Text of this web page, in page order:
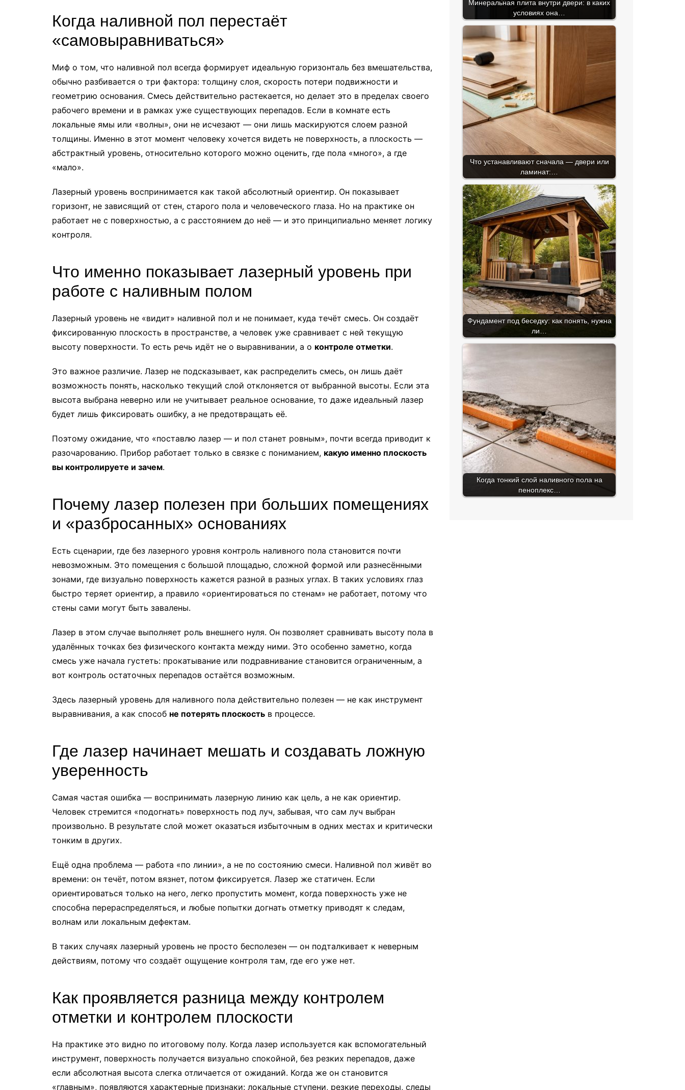
Когда наливной пол перестаёт
«самовыравниваться»
Миф о том, что наливной пол всегда формирует идеальную горизонталь без вмешательства,
обычно разбивается о три фактора: толщину слоя, скорость потери подвижности и
геометрию основания. Смесь действительно растекается, но делает это в пределах своего
рабочего времени и в рамках уже существующих перепадов. Если в комнате есть
локальные ямы или «волны», они не исчезают — они лишь маскируются слоем разной
толщины. Именно в этот момент человеку хочется видеть не поверхность, а плоскость —
абстрактный уровень, относительно которого можно оценить, где пола «много», а где
«мало».
Лазерный уровень воспринимается как такой абсолютный ориентир. Он показывает
горизонт, не зависящий от стен, старого пола и человеческого глаза. Но на практике он
работает не с поверхностью, а с расстоянием до неё — и это принципиально меняет логику
контроля.
Что именно показывает лазерный уровень при
работе с наливным полом
Лазерный уровень не «видит» наливной пол и не понимает, куда течёт смесь. Он создаёт
фиксированную плоскость в пространстве, а человек уже сравнивает с ней текущую
высоту поверхности. То есть речь идёт не о выравнивании, а о контроле отметки.
Это важное различие. Лазер не подсказывает, как распределить смесь, он лишь даёт
возможность понять, насколько текущий слой отклоняется от выбранной высоты. Если эта
высота выбрана неверно или не учитывает реальное основание, то даже идеальный лазер
будет лишь фиксировать ошибку, а не предотвращать её.
Поэтому ожидание, что «поставлю лазер — и пол станет ровным», почти всегда приводит к
разочарованию. Прибор работает только в связке с пониманием, какую именно плоскость
вы контролируете и зачем.
Почему лазер полезен при больших помещениях
и «разбросанных» основаниях
Есть сценарии, где без лазерного уровня контроль наливного пола становится почти
невозможным. Это помещения с большой площадью, сложной формой или разнесёнными
зонами, где визуально поверхность кажется разной в разных углах. В таких условиях глаз
быстро теряет ориентир, а правило «ориентироваться по стенам» не работает, потому что
стены сами могут быть завалены.
Лазер в этом случае выполняет роль внешнего нуля. Он позволяет сравнивать высоту пола в
удалённых точках без физического контакта между ними. Это особенно заметно, когда
смесь уже начала густеть: прокатывание или подравнивание становится ограниченным, а
вот контроль остаточных перепадов остаётся возможным.
Здесь лазерный уровень для наливного пола действительно полезен — не как инструмент
выравнивания, а как способ не потерять плоскость в процессе.
Где лазер начинает мешать и создавать ложную
уверенность
Самая частая ошибка — воспринимать лазерную линию как цель, а не как ориентир.
Человек стремится «подогнать» поверхность под луч, забывая, что сам луч выбран
произвольно. В результате слой может оказаться избыточным в одних местах и критически
тонким в других.
Ещё одна проблема — работа «по линии», а не по состоянию смеси. Наливной пол живёт во
времени: он течёт, потом вязнет, потом фиксируется. Лазер же статичен. Если
ориентироваться только на него, легко пропустить момент, когда поверхность уже не
способна перераспределяться, и любые попытки догнать отметку приводят к следам,
волнам или локальным дефектам.
В таких случаях лазерный уровень не просто бесполезен — он подталкивает к неверным
действиям, потому что создаёт ощущение контроля там, где его уже нет.
Как проявляется разница между контролем
отметки и контролем плоскости
На практике это видно по итоговому полу. Когда лазер используется как вспомогательный
инструмент, поверхность получается визуально спокойной, без резких перепадов, даже
если абсолютная высота слегка отличается от ожиданий. Когда же он становится
«главным», появляются характерные признаки: локальные ступени, резкие переходы, следы
Минеральная плита внутри двери: в каких
условиях она…
Что устанавливают сначала — двери или
ламинат:…
Фундамент под беседку: как понять, нужна
ли…
Когда тонкий слой наливного пола на
пеноплекс…